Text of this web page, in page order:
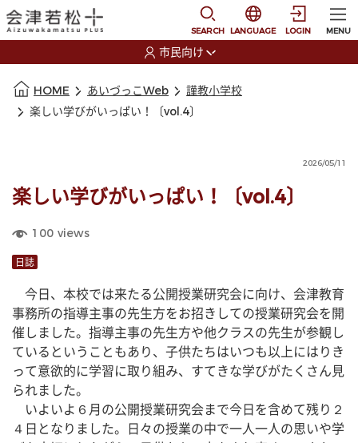
SEARCH
選択すると言語の切
LANGUAGE LOGIN MENU
市民向け
HOME あいづっこWeb
謹教小学校
楽しい学びがいっぱい！〔vol.4〕
2026/05/11
楽しい学びがいっぱい！〔vol.4〕
100 views
日誌
今日、本校では来たる公開授業研究会に向け、会津教育
事務所の指導主事の先生方をお招きしての授業研究会を開
催しました。指導主事の先生方や他クラスの先生が参観し
ているということもあり、子供たちはいつも以上にはりき
って意欲的に学習に取り組み、すてきな学びがたくさん見
られました。
いよいよ６月の公開授業研究会まで今日を含めて残り２
４日となりました。日々の授業の中で一人一人の思いや学